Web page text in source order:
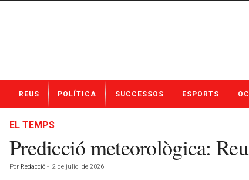
t
REUS POLÍTICA SUCCESSOS ESPORTS OCI
EL TEMPS
Predicció meteorològica:
Por Redacció - 2 de juliol de 2026